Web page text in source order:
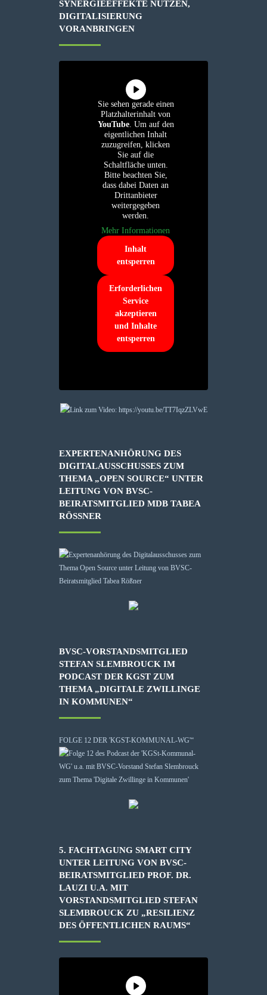
SYNERGIEEFFEKTE NUTZEN,
DIGITALISIERUNG
VORANBRINGEN
Sie sehen gerade einen
Platzhalterinhalt von
YouTube. Um auf den
eigentlichen Inhalt
zuzugreifen, klicken
Sie auf die
Schaltfläche unten.
Bitte beachten Sie,
dass dabei Daten an
Drittanbieter
weitergegeben
werden.
Mehr Informationen
Inhalt
entsperren
Erforderlichen
Service
akzeptieren
und Inhalte
entsperren
EXPERTENANHÖRUNG DES
DIGITALAUSSCHUSSES ZUM
THEMA „OPEN SOURCE“ UNTER
LEITUNG VON BVSC-
BEIRATSMITGLIED MDB TABEA
RÖSSNER
BVSC-VORSTANDSMITGLIED
STEFAN SLEMBROUCK IM
PODCAST DER KGST ZUM
THEMA „DIGITALE ZWILLINGE
IN KOMMUNEN“
FOLGE 12 DER 'KGST-KOMMUNAL-WG'“
5. FACHTAGUNG SMART CITY
UNTER LEITUNG VON BVSC-
BEIRATSMITGLIED PROF. DR.
LAUZI U.A. MIT
VORSTANDSMITGLIED STEFAN
SLEMBROUCK ZU „RESILIENZ
DES ÖFFENTLICHEN RAUMS“